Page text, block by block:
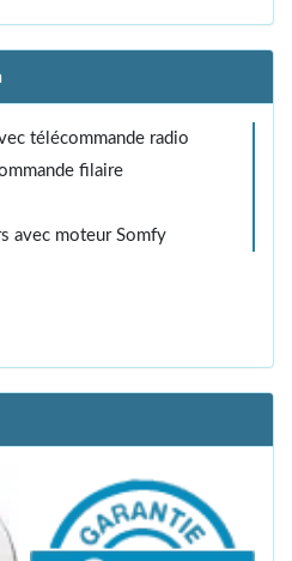
télécommande radio
filaire
avec moteur Somfy